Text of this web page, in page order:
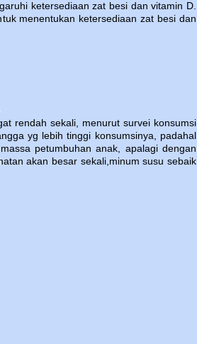
ketersediaan zat besi dan vitamin D.
menentukan ketersediaan zat besi dan
rendah sekali, menurut survei konsumsi
yg lebih tinggi konsumsinya, padahal
petumbuhan anak, apalagi dengan
akan besar sekali,minum susu sebaik